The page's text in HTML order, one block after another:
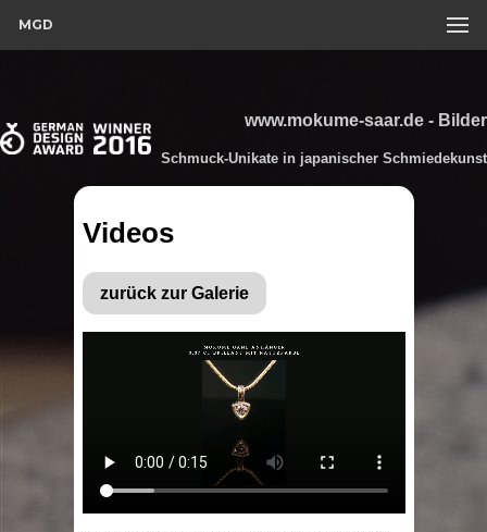
MGD
www.mokume-saar.de - Bilder
Schmuck-Unikate in japanischer Schmiedekunst
Videos
zurück zur Galerie